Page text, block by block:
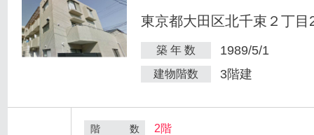
東京都大田区北千束２丁目
築 年 数 1989/5/1
建物階数 3階建
階 数 2階